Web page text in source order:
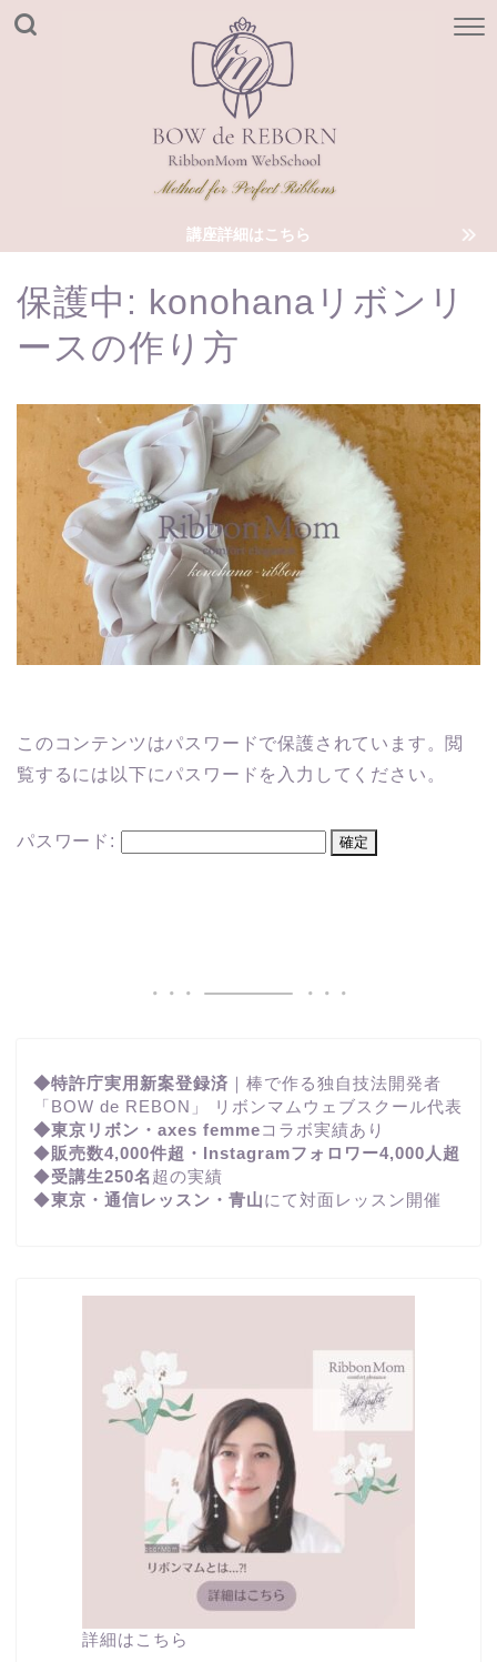
講座詳細はこちら
保護中: konohanaリボンリ
ースの作り方
このコンテンツはパスワードで保護されています。閲
覧するには以下にパスワードを入力してください。
パスワード:
◆特許庁実用新案登録済 ｜棒で作る独自技法開発者
「BOW de REBON」 リボンマムウェブスクール代表
◆東京リボン・axes femmeコラボ実績あり
◆販売数4,000件超・Instagramフォロワー4,000人超
◆受講生250名 超の実績
◆東京・通信レッスン・青山にて対面レッスン開催
詳細はこちら